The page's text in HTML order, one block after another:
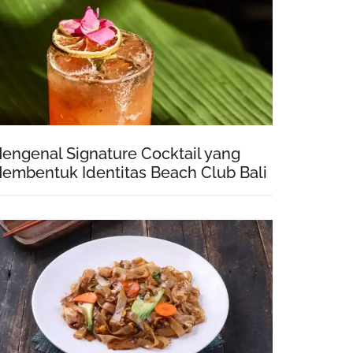
Signature Cocktail yang
Identitas Beach Club Bali